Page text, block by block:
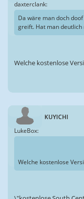
daxterclank:
Da wäre man doch
greift. Hat man deutlich
Welche kostenlose
KUYICHI
LukeBox:
Welche kostenlose